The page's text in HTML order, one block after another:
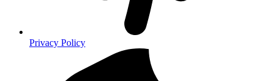
Privacy Policy